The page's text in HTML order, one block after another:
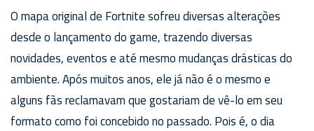
O mapa original de Fortnite sofreu diversas alterações
desde o lançamento do game, trazendo diversas
novidades, eventos e até mesmo mudanças drásticas do
ambiente. Após muitos anos, ele já não é o mesmo e
alguns fãs reclamavam que gostariam de vê-lo em seu
formato como foi concebido no passado. Pois é, o dia